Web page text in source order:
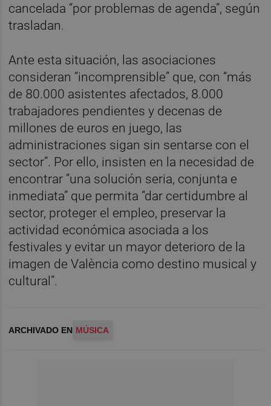
cancelada “por problemas de agenda”, según
trasladan.
Ante esta situación, las asociaciones
consideran “incomprensible” que, con “más
de 80.000 asistentes afectados, 8.000
trabajadores pendientes y decenas de
millones de euros en juego, las
administraciones sigan sin sentarse con el
sector”. Por ello, insisten en la necesidad de
encontrar “una solución seria, conjunta e
inmediata” que permita “dar certidumbre al
sector, proteger el empleo, preservar la
actividad económica asociada a los
festivales y evitar un mayor deterioro de la
imagen de València como destino musical y
cultural”.
ARCHIVADO EN MÚSICA